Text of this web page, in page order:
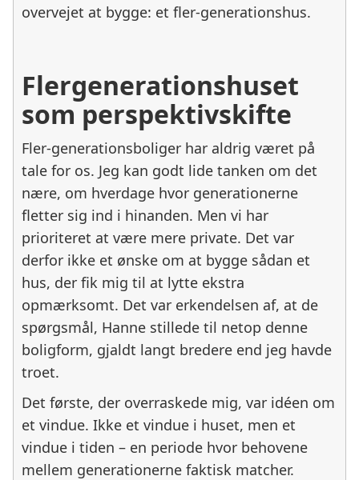
overvejet at bygge: et fler-generationshus.
Flergenerationshuset
som perspektivskifte
Fler-generationsboliger har aldrig været på
tale for os. Jeg kan godt lide tanken om det
nære, om hverdage hvor generationerne
fletter sig ind i hinanden. Men vi har
prioriteret at være mere private. Det var
derfor ikke et ønske om at bygge sådan et
hus, der fik mig til at lytte ekstra
opmærksomt. Det var erkendelsen af, at de
spørgsmål, Hanne stillede til netop denne
boligform, gjaldt langt bredere end jeg havde
troet.
Det første, der overraskede mig, var idéen om
et vindue. Ikke et vindue i huset, men et
vindue i tiden – en periode hvor behovene
mellem generationerne faktisk matcher.